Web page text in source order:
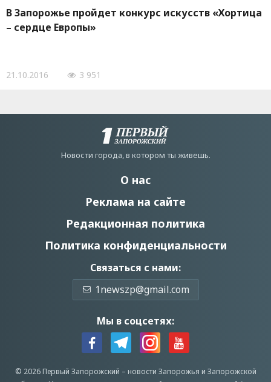
В Запорожье пройдет конкурс искусств «Хортица
– сердце Европы»
21.10.2016 3 951
Новости города, в котором ты живешь.
О нас
Реклама на сайте
Редакционная политика
Политика конфиденциальности
Связаться с нами:
1newszp@gmail.com
Мы в соцсетях:
© 2026 Первый Запорожский – новости Запорожья и Запорожской